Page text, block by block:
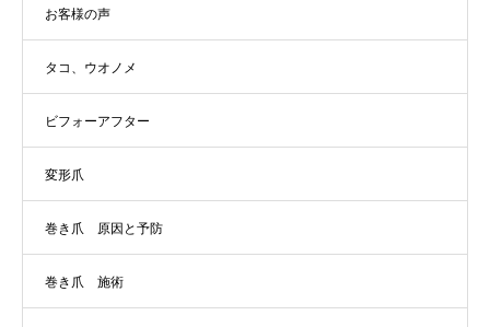
お客様の声
タコ、ウオノメ
ビフォーアフター
変形爪
巻き爪 原因と予防
巻き爪 施術